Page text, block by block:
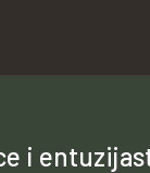
i